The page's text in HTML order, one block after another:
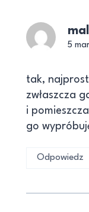
5
tak,
zwłaszcza
i
go
Odpowiedz